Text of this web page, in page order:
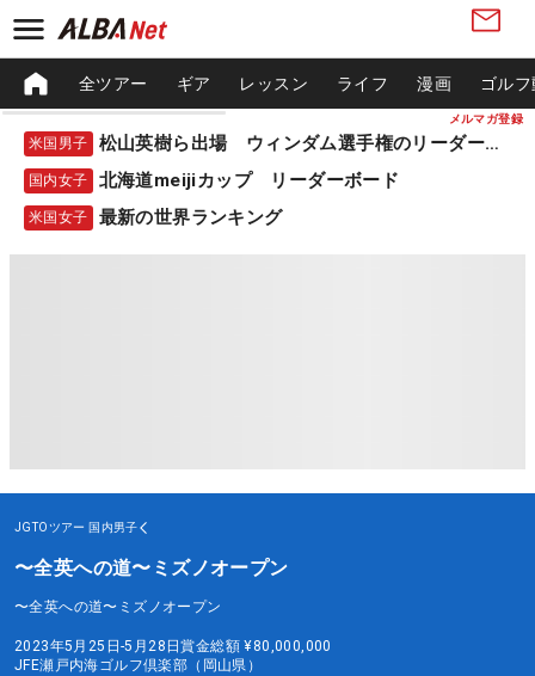
メルマガ登録
全ツアー ギア レッスン ライフ 漫画 ゴル
米国男子 松山英樹ら出場 ウィンダム選手権のリーダーボード
国内女子 北海道meijiカップ リーダーボード
米国女子 最新の世界ランキング
JGTOツアー 国内男子
〜全英への道〜ミズノオープン
〜全英への道〜ミズノオープン
2023年5月25日-5月28日賞金総額 ¥80,000,000
JFE瀬戸内海ゴルフ倶楽部（岡山県）